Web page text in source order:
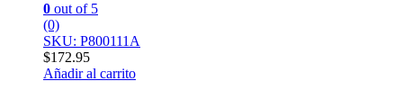
0 out of 5
(0)
SKU: P800111A
$172.95
Añadir al carrito